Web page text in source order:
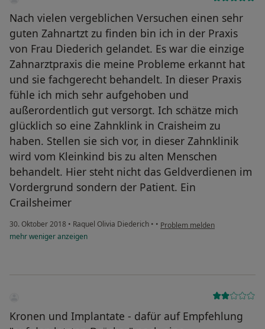
Nach vielen vergeblichen Versuchen einen sehr
guten Zahnartzt zu finden bin ich in der Praxis
von Frau Diederich gelandet. Es war die einzige
Zahnarztpraxis die meine Probleme erkannt hat
und sie fachgerecht behandelt. In dieser Praxis
fühle ich mich sehr aufgehoben und
außerordentlich gut versorgt. Ich schätze mich
glücklich so eine Zahnklink in Craisheim zu
haben. Stellen sie sich vor, in dieser Zahnklinik
wird vom Kleinkind bis zu alten Menschen
behandelt. Hier steht nicht das Geldverdienen im
Vordergrund sondern der Patient. Ein
Crailsheimer
30. Oktober 2018 • Raquel Olivia Diederich • • Problem melden
mehrwenigeranzeigen
Kronen und Implantate - dafür auf Empfehlung